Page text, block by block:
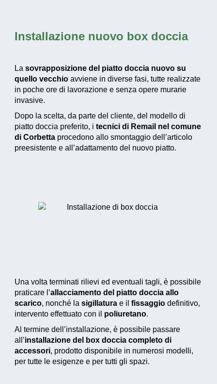
Installazione nuovo box doccia
La sovrapposizione del piatto doccia nuovo su
quello vecchio avviene in diverse fasi, tutte realizzate
in poche ore di lavorazione e senza opere murarie
invasive.
Dopo la scelta, da parte del cliente, del modello di
piatto doccia preferito, i tecnici di Remail nel comune
di Corbetta procedono allo smontaggio dell’articolo
preesistente e all’adattamento del nuovo piatto.
Una volta terminati rilievi ed eventuali tagli, è possibile
praticare l’allacciamento del piatto doccia allo
scarico, nonché la sigillatura e il fissaggio definitivo,
intervento effettuato con il poliuretano.
Al termine dell’installazione, è possibile passare
all’installazione del box doccia completo di
accessori, prodotto disponibile in numerosi modelli,
per tutte le esigenze e per tutti gli spazi.